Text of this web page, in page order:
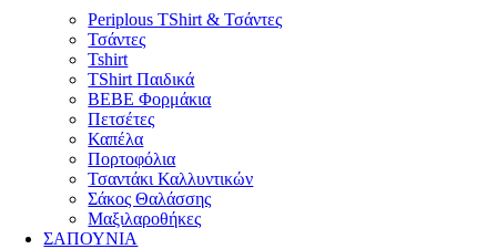
Periplous TShirt & Τσάντες
Τσάντες
Tshirt
TShirt Παιδικά
ΒΕΒΕ Φορμάκια
Πετσέτες
Καπέλα
Πορτοφόλια
Τσαντάκι Καλλυντικών
Σάκος Θαλάσσης
Μαξιλαροθήκες
ΣΑΠΟΥΝΙΑ